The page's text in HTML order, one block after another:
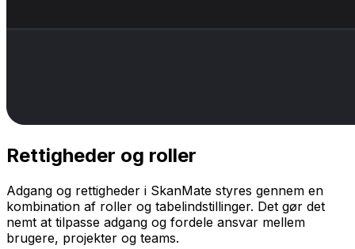
Rettigheder og roller
Adgang og rettigheder i SkanMate styres gennem en
kombination af roller og tabelindstillinger. Det gør det
nemt at tilpasse adgang og fordele ansvar mellem
brugere, projekter og teams.